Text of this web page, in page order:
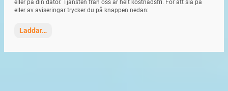
eller på din dator. Tjänsten från oss är helt kostnadsfri. För att slå på
eller av aviseringar trycker du på knappen nedan:
Laddar…